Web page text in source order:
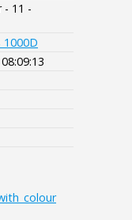
- 11 -
1000D